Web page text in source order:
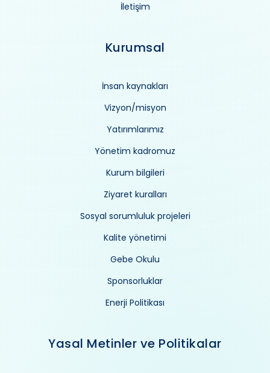
İletişim
Kurumsal
İnsan kaynakları
Vizyon/misyon
Yatırımlarımız
Yönetim kadromuz
Kurum bilgileri
Ziyaret kuralları
Sosyal sorumluluk projeleri
Kalite yönetimi
Gebe Okulu
Sponsorluklar
Enerji Politikası
Yasal Metinler ve Politikalar